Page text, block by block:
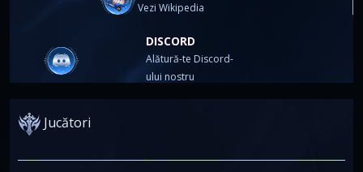
Vezi Wikipedia
DISCORD
Alătură-te Discord-
ului nostru
Jucători